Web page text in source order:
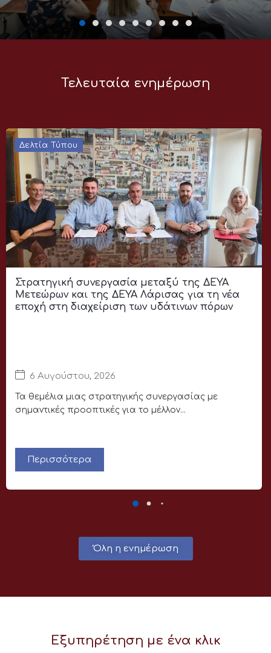
Τελευταία ενημέρωση
Δελτία Τύπου
Στρατηγική συνεργασία μεταξύ της ΔΕΥΑ
Μετεώρων και της ΔΕΥΑ Λάρισας για τη νέα
εποχή στη διαχείριση των υδάτινων πόρων
6 Αυγούστου, 2026
Τα θεμέλια μιας στρατηγικής συνεργασίας με
σημαντικές προοπτικές για το μέλλον...
Περισσότερα
Όλη η ενημέρωση
Εξυπηρέτηση με ένα κλικ